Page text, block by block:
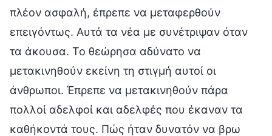
πλέον ασφαλή, έπρεπε να μεταφερθούν
επειγόντως. Αυτά τα νέα με συνέτριψαν όταν
τα άκουσα. Το θεώρησα αδύνατο να
μετακινηθούν εκείνη τη στιγμή αυτοί οι
άνθρωποι. Έπρεπε να μετακινηθούν πάρα
πολλοί αδελφοί και αδελφές που έκαναν τα
καθήκοντά τους. Πώς ήταν δυνατόν να βρω